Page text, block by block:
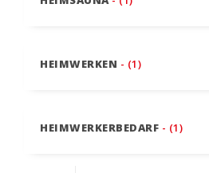
HEIMWERKEN - (1)
HEIMWERKERBEDARF - (1)